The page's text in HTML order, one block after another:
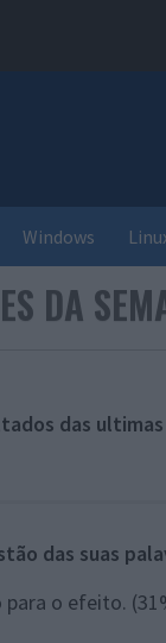
Windows
DA
das
das suas
para o efeito.